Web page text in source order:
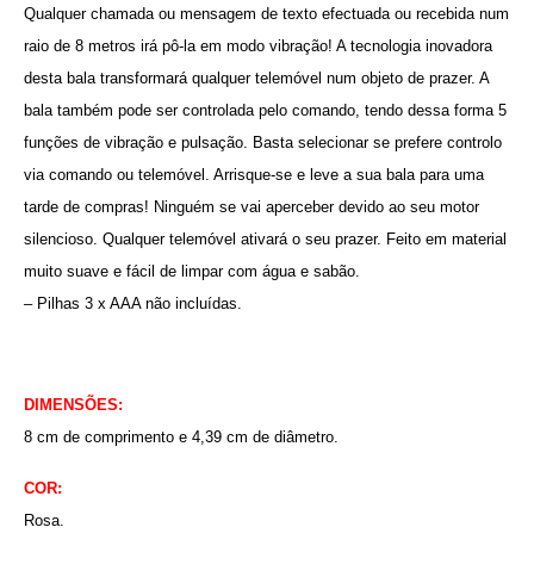
Qualquer chamada ou mensagem de texto efectuada ou recebida num
raio de 8 metros irá pô-la em modo vibração! A tecnologia inovadora
desta bala transformará qualquer telemóvel num objeto de prazer. A
bala também pode ser controlada pelo comando, tendo dessa forma 5
funções de vibração e pulsação. Basta selecionar se prefere controlo
via comando ou telemóvel. Arrisque-se e leve a sua bala para uma
tarde de compras! Ninguém se vai aperceber devido ao seu motor
silencioso. Qualquer telemóvel ativará o seu prazer. Feito em material
muito suave e fácil de limpar com água e sabão.
– Pilhas 3 x AAA não incluídas.
DIMENSÕES:
8 cm de comprimento e 4,39 cm de diâmetro.
COR:
Rosa.